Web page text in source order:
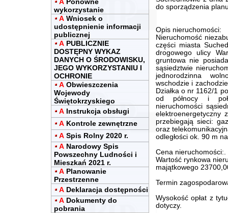
wykorzystanie
A Wniosek o
udostępnienie informacji
publicznej
A PUBLICZNIE
DOSTĘPNY WYKAZ
DANYCH O ŚRODOWISKU,
JEGO WYKORZYSTANIU I
OCHRONIE
A Obwieszczenia
Wojewody
Świętokrzyskiego
A Instrukcja obsługi
A Kontrole zewnętrzne
A Spis Rolny 2020 r.
A Narodowy Spis
Powszechny Ludności i
Mieszkań 2021 r.
A Planowanie
Przestrzenne
A Deklaracja dostępności
A Dokumenty do
pobrania
do sporządzenia
Opis nieruchomości:
Nieruchomość
części miasta
drogowego ulicy
gruntowa nie
sąsiedztwie
jednorodzinna
wschodzie i
Działka o nr 1162/1
od północy i
nieruchomości
elektroenergetyczny
przebiegają sieci:
oraz
odległości ok. 90 m
Cena nieruchomości:.
Wartość rynkowa
majątkowego
Termin
Wysokość opłat z
dotyczy.